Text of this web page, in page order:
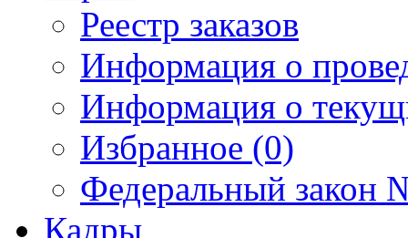
Реестр заказов
Информация о
Информация о
Избранное (0)
Федеральный закон
Кадры